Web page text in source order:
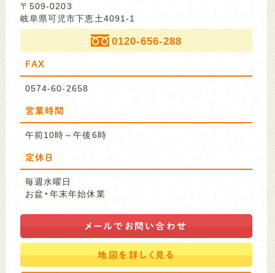
〒509-0203
岐阜県可児市下恵土4091-1
0120-656-288
FAX
0574-60-2658
営業時間
午前10時～午後6時
定休日
毎週水曜日
お盆・年末年始休業
メールで お問い合わせ
地図を詳しく見る